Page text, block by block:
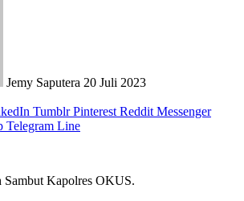
Jemy Saputera 20 Juli 2023
Tumblr Pinterest Reddit Messenger
Telegram Line
Kapolres OKUS.